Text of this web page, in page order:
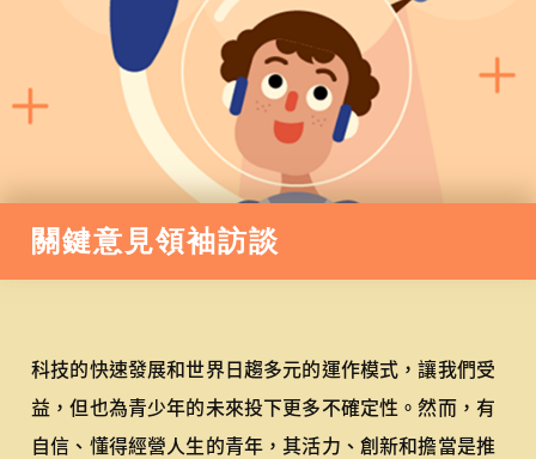
關鍵意見領袖訪談
科技的快速發展和世界日趨多元的運作模式，讓我們受
益，但也為青少年的未來投下更多不確定性。然而，有
自信、懂得經營人生的青年，其活力、創新和擔當是推